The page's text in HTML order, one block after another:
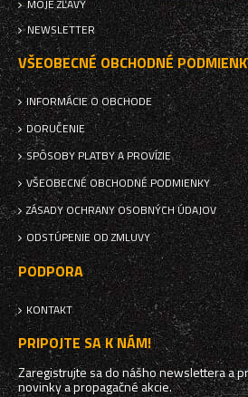
MOJE ZĽAVY
NEWSLETTER
VŠEOBECNÉ OBCHODNÉ
INFORMÁCIE O OBCHODE
DORUČENIE
SPÔSOBY PLATBY A PROVÍZIE
VŠEOBECNÉ OBCHODNÉ PODMIENKY
ZÁSADY OCHRANY OSOBNÝCH ÚDAJOV
ODSTÚPENIE OD ZMLUVY
PODPORA
KONTAKT
PRIPOJTE SA K NÁM!
Zaregistrujte sa do nášho newslettera a
novinky a propagačné akcie.